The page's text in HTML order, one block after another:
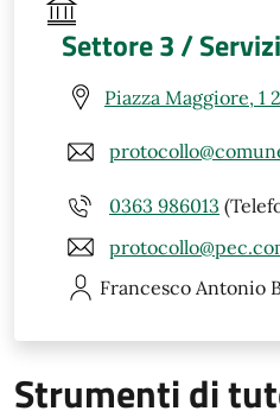
Settore 3 /
Piazza Maggiore, 1
0363 986013
Francesco Antonio
Strumenti di